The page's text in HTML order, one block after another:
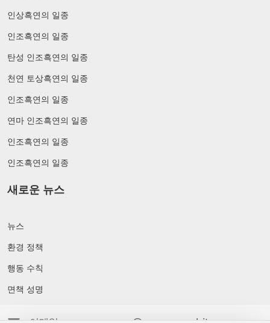
인상흑연의 일종
인조흑연의 일종
탄성 인조흑연의 일종
천연 토상흑연의 일종
인조흑연의 일종
연마 인조흑연의 일종
인조흑연의 일종
인조흑연의 일종
새로운 뉴스
뉴스
환경 정책
행동 수칙
면책 성명